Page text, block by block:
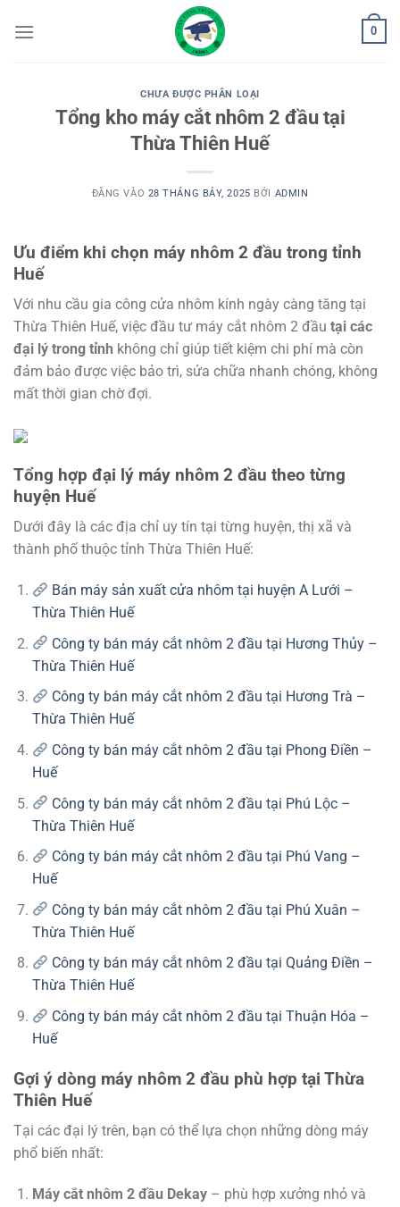
qua
0
CHƯA ĐƯỢC PHÂN LOẠI
Tổng kho máy cắt nhôm 2 đầu tại
Thừa Thiên Huế
ĐĂNG VÀO 28 THÁNG BẢY, 2025 BỞI ADMIN
Ưu điểm khi chọn máy nhôm 2 đầu trong tỉnh
Huế
Với nhu cầu gia công cửa nhôm kính ngày càng tăng tại
Thừa Thiên Huế, việc đầu tư máy cắt nhôm 2 đầu tại các
đại lý trong tỉnh không chỉ giúp tiết kiệm chi phí mà còn
đảm bảo được việc bảo trì, sửa chữa nhanh chóng, không
mất thời gian chờ đợi.
Tổng hợp đại lý máy nhôm 2 đầu theo từng
huyện Huế
Dưới đây là các địa chỉ uy tín tại từng huyện, thị xã và
thành phố thuộc tỉnh Thừa Thiên Huế:
Bán máy sản xuất cửa nhôm tại huyện A Lưới –
Thừa Thiên Huế
Công ty bán máy cắt nhôm 2 đầu tại Hương Thủy –
Thừa Thiên Huế
Công ty bán máy cắt nhôm 2 đầu tại Hương Trà –
Thừa Thiên Huế
Công ty bán máy cắt nhôm 2 đầu tại Phong Điền –
Huế
Công ty bán máy cắt nhôm 2 đầu tại Phú Lộc –
Thừa Thiên Huế
Công ty bán máy cắt nhôm 2 đầu tại Phú Vang –
Huế
Công ty bán máy cắt nhôm 2 đầu tại Phú Xuân –
Thừa Thiên Huế
Công ty bán máy cắt nhôm 2 đầu tại Quảng Điền –
Thừa Thiên Huế
Công ty bán máy cắt nhôm 2 đầu tại Thuận Hóa –
Huế
Gợi ý dòng máy nhôm 2 đầu phù hợp tại Thừa
Thiên Huế
Tại các đại lý trên, bạn có thể lựa chọn những dòng máy
phổ biến nhất:
Máy cắt nhôm 2 đầu Dekay– phù hợp xưởng nhỏ và